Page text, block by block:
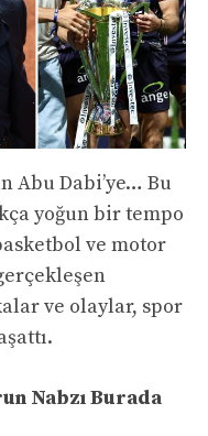
Abu Dabi’ye… Bu
yoğun bir tempo
ve motor
ve olaylar, spor
Nabzı Burada